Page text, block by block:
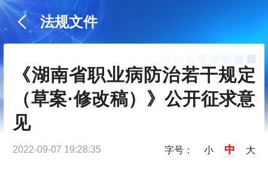
法规文件
《湖南省职业病防治若干规定
（草案·修改稿）》公开征求意
见
2022-09-07 19:28:35 字号： 小 中 大